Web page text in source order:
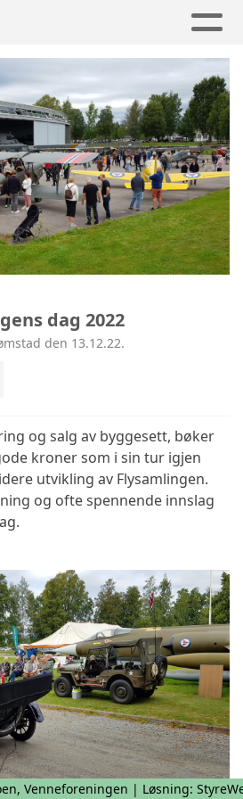
dag 2022
den 13.12.22.
og salg av byggesett, bøker
kroner som i sin tur igjen
utvikling av Flysamlingen.
og ofte spennende innslag
Venneforeningen | Løsning: